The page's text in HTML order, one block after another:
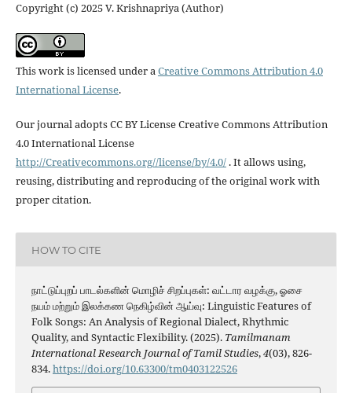
Copyright (c) 2025 V. Krishnapriya (Author)
This work is licensed under aCreative Commons Attribution 4.0
International License.
Our journal adopts CC BY License Creative Commons Attribution
4.0 International License
http://Creativecommons.org//license/by/4.0/. It allows using,
reusing, distributing and reproducing of the original work with
proper citation.
HOW TO CITE
நாட்டுப்புறப் பாடல்களின் மொழிச் சிறப்புகள்: வட்டார வழக்கு, ஓசை
நயம் மற்றும் இலக்கண நெகிழ்வின் ஆய்வு: Linguistic Features of
Folk Songs: An Analysis of Regional Dialect, Rhythmic
Quality, and Syntactic Flexibility. (2025). Tamilmanam
International Research Journal of Tamil Studies,4(03), 826-
834.https://doi.org/10.63300/tm0403122526